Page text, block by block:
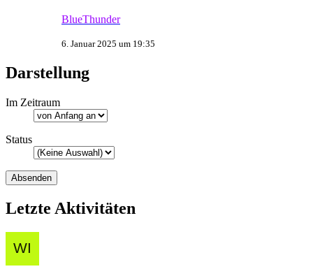
BlueThunder
6. Januar 2025 um 19:35
Darstellung
Im Zeitraum
Status
Letzte Aktivitäten